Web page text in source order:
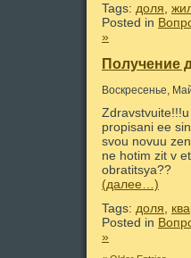
Tags: доля,
Posted in
»
Получение
Воскресенье,
propisani ee
svou novuu
ne hotim zit v
obratitsya??
(далее…)
Tags: доля,
Posted in
»